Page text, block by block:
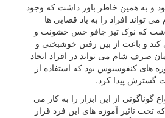
و به همین خاطر باور داشت که وجود
تواند افراد را به یاد قصابی ها
داشت که نوک تیز چاقو حس خشونت و
کند و باعث از بین رفتن خوشبختی و
صرف شام می تواند در افراد ایجاد
های کنفوسیوس بود که استفاده از
گسترش پیدا کرد.
گوناگونی از این ابزار را به کار می
تحت تاثیر آموزه های این فرد قرار